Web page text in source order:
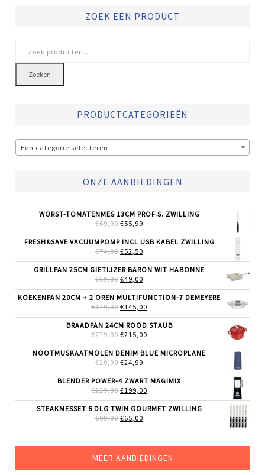
ZOEK EEN PRODUCT
naar:
Zoeken
PRODUCTCATEGORIEËN
Een categorie selecteren
ONZE AANBIEDINGEN
WORST-TOMATENMES 13CM PROF.S. ZWILLING
€69,99 OORSPRONKELIJKE
WAS:
€69,99.
€55,99
IS:
FRESH&SAVE VACUUMPOMP INCL USB KABEL ZWILLING
€74,99 OORSPRONKELIJKE
WAS:
€74,99.
€52,50
IS:
GRILLPAN 25CM GIETIJZER BARON WIT HABONNE
€69,00 OORSPRONKELIJKE
WAS:
€69,00.
€49,00
IS:
€49,00.
KOEKENPAN 20CM + 2 OREN MULTIFUNCTION-7 DEMEYERE
€179,00 OORSPRONKELIJKE
WAS:
€179,00.
€145,00
IS:
BRAADPAN 24CM ROOD STAUB
€279,00 OORSPRONKELIJKE
WAS:
€279,00.
€215,00
IS:
NOOTMUSKAATMOLEN DENIM BLUE MICROPLANE
€29,99 OORSPRONKELIJKE
WAS:
€29,99.
€24,99
IS:
€24,99.
BLENDER POWER-4 ZWART MAGIMIX
€229,00 OORSPRONKELIJKE
WAS:
€229,00.
€199,00
IS:
STEAKMESSET 6 DLG TWIN GOURMET ZWILLING
€99,00 OORSPRONKELIJKE
€65,00
MEER AANBIEDINGEN